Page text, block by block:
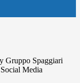
Gruppo Spaggiari
Media